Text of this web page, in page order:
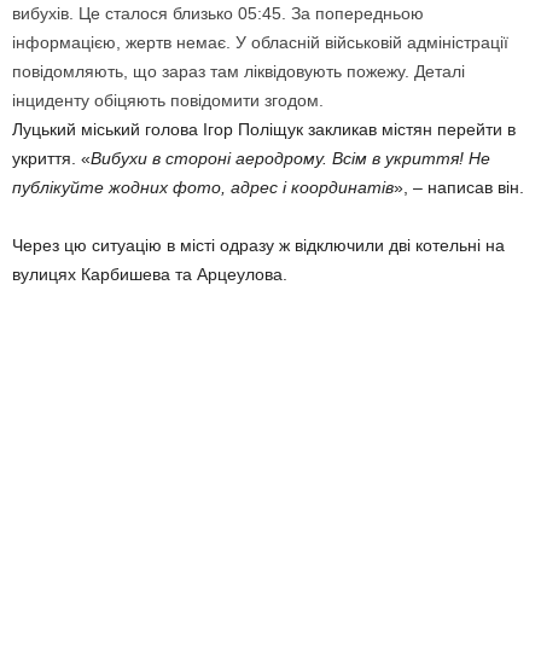
вибухів. Це сталося близько 05:45. За попередньою
інформацією, жертв немає. У обласній військовій адміністрації
повідомляють, що зараз там ліквідовують пожежу. Деталі
інциденту обіцяють повідомити згодом.
Луцький міський голова Ігор Поліщук закликав містян перейти в
укриття. «Вибухи в стороні аеродрому. Всім в укриття! Не
публікуйте жодних фото, адрес і координатів», – написав він.
Через цю ситуацію в місті одразу ж відключили дві котельні на
вулицях Карбишева та Арцеулова.